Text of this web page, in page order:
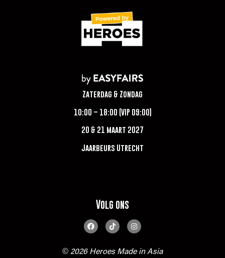
Zaterdag & Zondag
10:00 – 18:00 (VIP 09:00)
20 & 21 maart 2027
Jaarbeurs Utrecht
Volg ons
© 2026 Heroes Made in Asia